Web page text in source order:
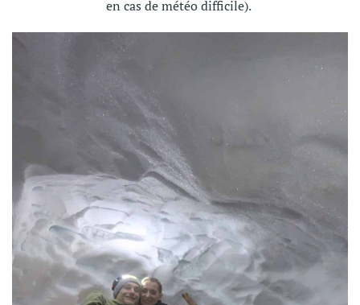
en cas de météo difficile).